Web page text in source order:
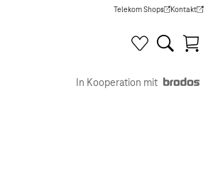
Telekom Shops
(Wird in einem neuen Tab
Kontakt
(Wird in
In Kooperation mit